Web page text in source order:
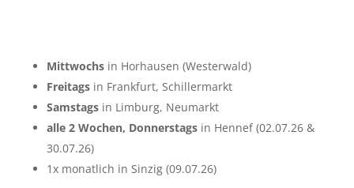
Mittwochsin Horhausen (Westerwald)
Freitagsin Frankfurt, Schillermarkt
Samstagsin Limburg, Neumarkt
alle 2 Wochen, Donnerstagsin Hennef (02.07.26 &
30.07.26)
1x monatlich in Sinzig (09.07.26)